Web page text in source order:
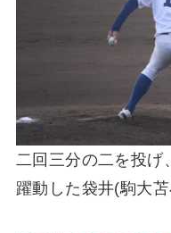
二回三分の二を投げ
躍動した袋井(駒大